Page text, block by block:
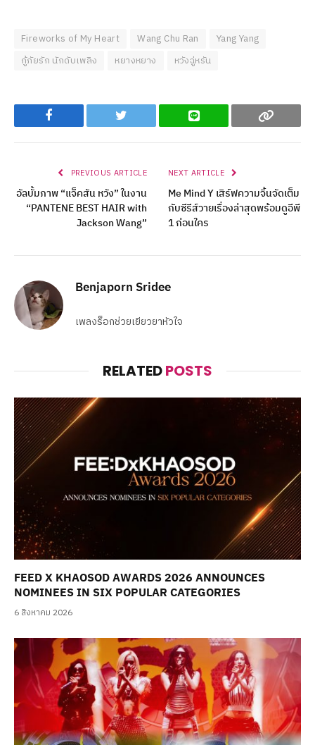
Fireworks of My Heart Wang Chu Ran
Yang Yang
กู้ภัยรัก นักดับเพลิง
หยางหยาง หวังฉู่หรัน
Facebook Twitter Line Copy
PREVIOUS ARTICLE
อัลบั้มภาพ “แจ็คสัน หวัง” ในงาน
“PANTENE BEST HAIR with
Jackson Wang”
NEXT ARTICLE
Me Mind Y เสิร์ฟความจิ้นจัดเต็ม
กับซีรีส์วายเรื่องล่าสุดพร้อมดูอีพี
1 ก่อนใคร
Benjaporn Sridee
เพลงร็อกช่วยเยียวยาหัวใจ
RELATEDPOSTS
FEED X KHAOSOD AWARDS 2026 ANNOUNCES
NOMINEES IN SIX POPULAR CATEGORIES
6 สิงหาคม 2026